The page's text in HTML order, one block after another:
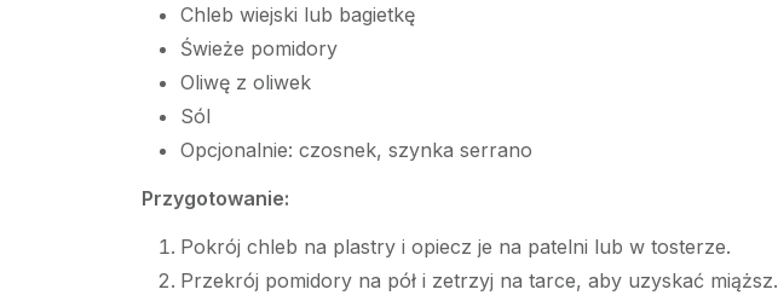
Chleb wiejski lub bagietkę
Świeże pomidory
Oliwę z oliwek
Sól
Opcjonalnie: czosnek, szynka serrano
Przygotowanie:
Pokrój chleb na plastry i opiecz je na patelni lub w tosterze.
Przekrój pomidory na pół i zetrzyj na tarce, aby uzyskać miąższ.